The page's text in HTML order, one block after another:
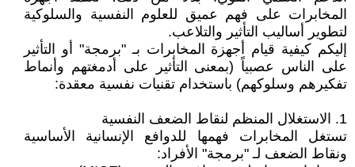
المخابرات على فهم عميق للعلوم النفسية والسلوكية
لتطوير أساليب التأثير والتلاعب.
إليكم كيفية قيام أجهزة المخابرات بـ "برمجة" أو التأثير
على الناس عصبياً (بمعنى التأثير على أدمغتهم وأنماط
تفكيرهم وسلوكهم) باستخدام تقنيات نفسية معقدة:
1. الاستغلال المنظم لنقاط الضعف النفسية
تستغل المخابرات فهمها للدوافع الإنسانية الأساسية
ونقاط الضعف لـ "برمجة" الأفراد: